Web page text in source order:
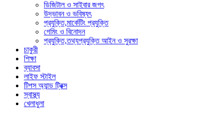
ডিজিটাল ও সাইবার জগৎ
উদ্ভাবন ও ভবিষ্যৎ
প্রযুক্তি,মার্কেটিং প্রযুক্তি
গেমিং ও বিনোদন
প্রযুক্তি,তথ্যপ্রযুক্তি আইন ও সুরক্ষা
চাকুরী
শিক্ষা
ব্যাবসা
লাইফ স্টাইল
টিপস অ্যান্ড ট্রিক্স
স্বাস্থ্য
খেলাধুলা